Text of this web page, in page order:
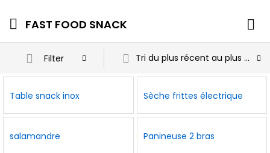
FAST FOOD SNACK
Filter Tri du plus récent au plus ancien
Table snack inox Sèche frittes électrique
salamandre Panineuse 2 bras